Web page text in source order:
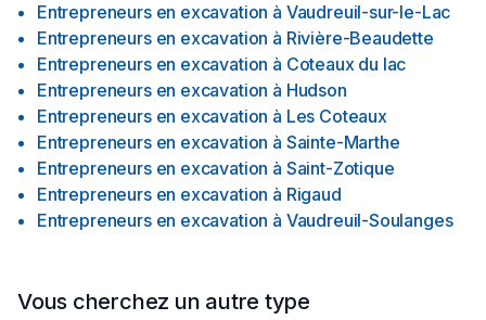
Entrepreneurs en excavation à Vaudreuil-sur-le-Lac
Entrepreneurs en excavation à Rivière-Beaudette
Entrepreneurs en excavation à Coteaux du lac
Entrepreneurs en excavation à Hudson
Entrepreneurs en excavation à Les Coteaux
Entrepreneurs en excavation à Sainte-Marthe
Entrepreneurs en excavation à Saint-Zotique
Entrepreneurs en excavation à Rigaud
Entrepreneurs en excavation à Vaudreuil-Soulanges
Vous cherchez un autre type